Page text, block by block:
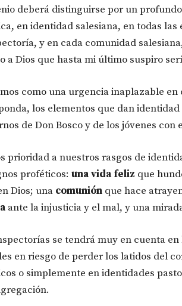
deberá distinguirse por un
en identidad salesiana, en todas
y en cada comunidad
a Dios que hasta mi último suspiro
como una urgencia inaplazable
los elementos que dan
de Don Bosco y de los jóvenes con
prioridad a nuestros rasgos de
proféticos: una vida feliz que
Dios; una comunión que hace
ante la injusticia y el mal, y una
se tendrá muy en cuenta
en riesgo de perder los latidos del
o simplemente en identidades